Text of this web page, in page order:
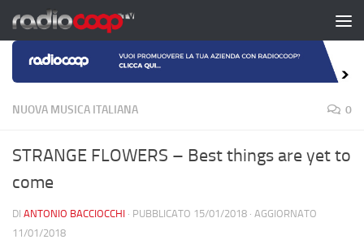
Salta al contenuto
NUOVA MUSICA ITALIANA 0
STRANGE FLOWERS – Best things are yet to
come
DI ANTONIO BACCIOCCHI · PUBBLICATO 15/01/2018 · AGGIORNATO
11/01/2018